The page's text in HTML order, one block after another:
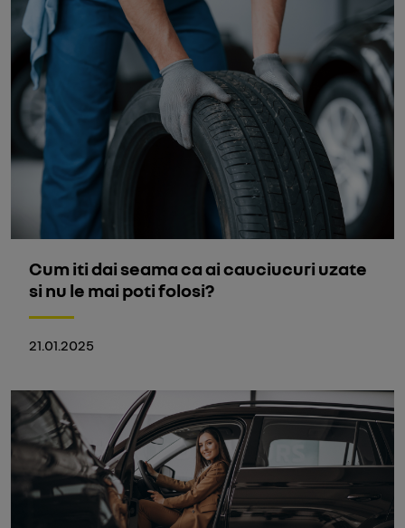
Cum iti dai seama ca ai cauciucuri uzate
si nu le mai poti folosi?
21.01.2025